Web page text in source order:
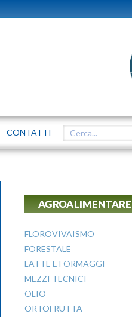
CONTATTI
AGROALIMENTARE
FLOROVIVAISMO
FORESTALE
LATTE E FORMAGGI
MEZZI TECNICI
OLIO
ORTOFRUTTA